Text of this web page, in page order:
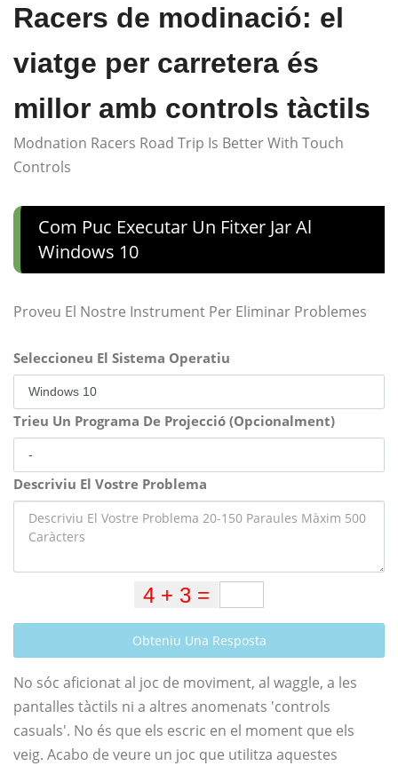
Racers de modinació: el
viatge per carretera és
millor amb controls tàctils
Modnation Racers Road Trip Is Better With Touch
Controls
Com Puc Executar Un Fitxer Jar Al
Windows 10
Proveu El Nostre Instrument Per Eliminar Problemes
Seleccioneu El Sistema Operatiu
Trieu Un Programa De Projecció (Opcionalment)
Descriviu El Vostre Problema
Obteniu Una Resposta
No sóc aficionat al joc de moviment, al waggle, a les
pantalles tàctils ni a altres anomenats 'controls
casuals'. No és que els escric en el moment que els
veig. Acabo de veure un joc que utilitza aquestes